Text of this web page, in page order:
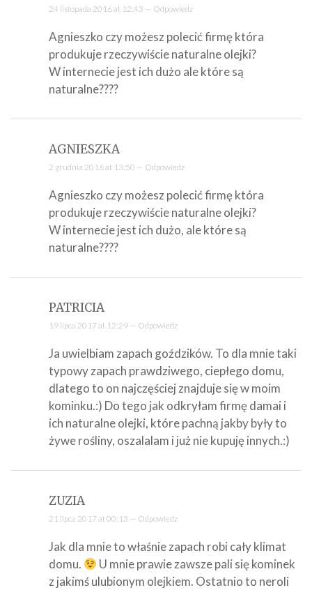
24 listopada 2016 at 12:43 — Odpowiedz
Agnieszko czy możesz polecić firmę która
produkuje rzeczywiście naturalne olejki?
W internecie jest ich dużo ale które są
naturalne????
AGNIESZKA
2 grudnia 2016 at 13:50 — Odpowiedz
Agnieszko czy możesz polecić firmę która
produkuje rzeczywiście naturalne olejki?
W internecie jest ich dużo, ale które są
naturalne????
PATRICIA
19 lipca 2017 at 12:29 — Odpowiedz
Ja uwielbiam zapach goździków. To dla mnie taki
typowy zapach prawdziwego, ciepłego domu,
dlatego to on najczęściej znajduje się w moim
kominku.:) Do tego jak odkryłam firmę damai i
ich naturalne olejki, które pachną jakby były to
żywe rośliny, oszalalam i już nie kupuję innych.:)
ZUZIA
21 lipca 2017 at 00:13 — Odpowiedz
Jak dla mnie to właśnie zapach robi cały klimat
domu.
U mnie prawie zawsze pali się kominek
z jakimś ulubionym olejkiem. Ostatnio to neroli